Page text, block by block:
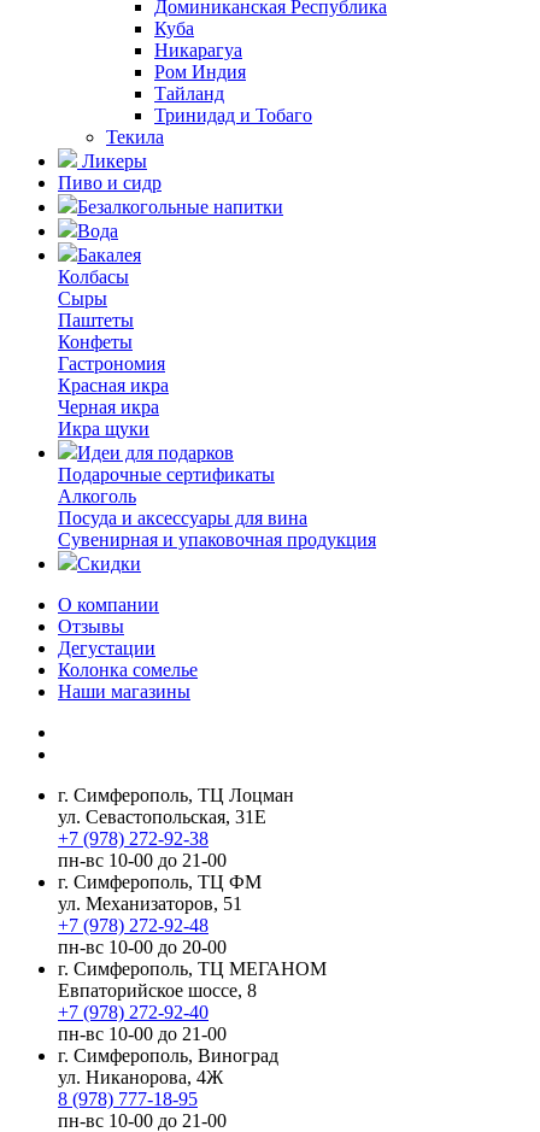
Доминиканская Республика
Куба
Никарагуа
Ром Индия
Тайланд
Тринидад и Тобаго
Текила
Ликеры
Пиво и сидр
Безалкогольные напитки
Вода
Бакалея
Колбасы
Сыры
Паштеты
Конфеты
Гастрономия
Красная икра
Черная икра
Икра щуки
Идеи для подарков
Подарочные сертификаты
Алкоголь
Посуда и аксессуары для вина
Сувенирная и упаковочная продукция
Скидки
О компании
Отзывы
Дегустации
Колонка сомелье
Наши магазины
г. Симферополь, ТЦ Лоцман
ул. Севастопольская, 31Е
+7 (978) 272-92-38
пн-вс 10-00 до 21-00
г. Симферополь, ТЦ ФМ
ул. Механизаторов, 51
+7 (978) 272-92-48
пн-вс 10-00 до 20-00
г. Симферополь, ТЦ МЕГАНОМ
Евпаторийское шоссе, 8
+7 (978) 272-92-40
пн-вс 10-00 до 21-00
г. Симферополь, Виноград
ул. Никанорова, 4Ж
8 (978) 777-18-95
пн-вс 10-00 до 21-00